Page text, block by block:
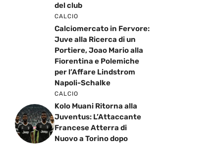
del club
CALCIO
Calciomercato in Fervore:
Juve alla Ricerca di un
Portiere, Joao Mario alla
Fiorentina e Polemiche
per l’Affare Lindstrom
Napoli-Schalke
CALCIO
Kolo Muani Ritorna alla
Juventus: L’Attaccante
Francese Atterra di
Nuovo a Torino dopo